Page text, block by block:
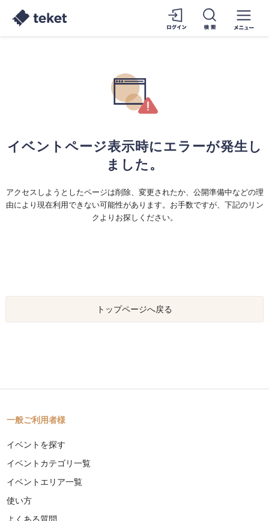
イベントページ表示時にエラーが発生し
ました。
アクセスしようとしたページは削除、変更されたか、公開準備中などの理
由により現在利用できない可能性があります。お手数ですが、下記のリン
クよりお探しください。
トップページへ戻る
一般ご利用者様
イベントを探す
イベントカテゴリ一覧
イベントエリア一覧
使い方
よくある質問